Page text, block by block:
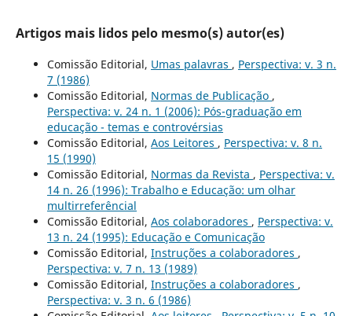
Artigos mais lidos pelo mesmo(s) autor(es)
Comissão Editorial, Umas palavras , Perspectiva: v. 3 n.
7 (1986)
Comissão Editorial, Normas de Publicação ,
Perspectiva: v. 24 n. 1 (2006): Pós-graduação em
educação - temas e controvérsias
Comissão Editorial, Aos Leitores , Perspectiva: v. 8 n.
15 (1990)
Comissão Editorial, Normas da Revista , Perspectiva: v.
14 n. 26 (1996): Trabalho e Educação: um olhar
multirreferêncial
Comissão Editorial, Aos colaboradores , Perspectiva: v.
13 n. 24 (1995): Educação e Comunicação
Comissão Editorial, Instruções a colaboradores ,
Perspectiva: v. 7 n. 13 (1989)
Comissão Editorial, Instruções a colaboradores ,
Perspectiva: v. 3 n. 6 (1986)